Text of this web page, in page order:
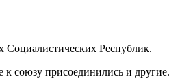
Социалистических Республик.
союзу присоединились и другие.